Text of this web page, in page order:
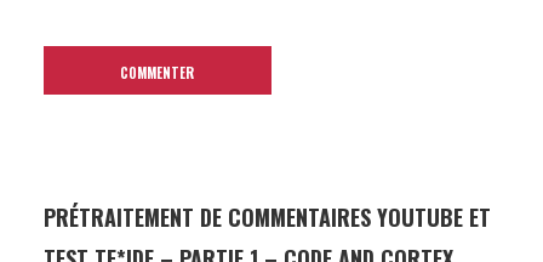
PRÉTRAITEMENT DE COMMENTAIRES YOUTUBE ET